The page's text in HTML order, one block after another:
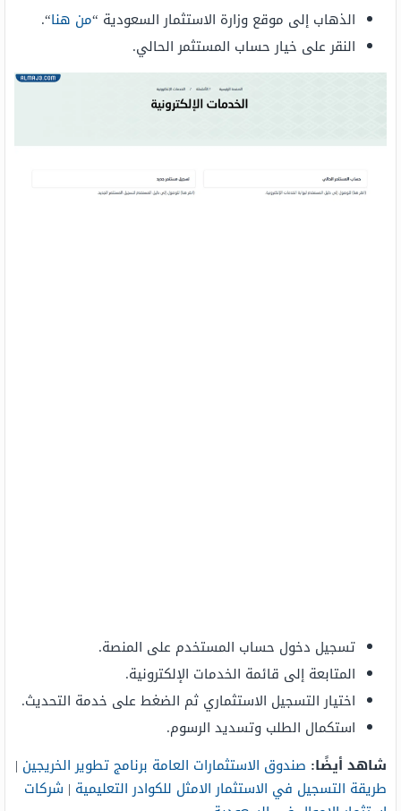
الذهاب إلى موقع وزارة الاستثمار السعودية “من هنا“.
النقر على خيار حساب المستثمر الحالي.
تسجيل دخول حساب المستخدم على المنصة.
المتابعة إلى قائمة الخدمات الإلكترونية.
اختيار التسجيل الاستثماري ثم الضغط على خدمة التحديث.
استكمال الطلب وتسديد الرسوم.
شاهد أيضًا: صندوق الاستثمارات العامة برنامج تطوير الخريجين |
طريقة التسجيل في الاستثمار الامثل للكوادر التعليمية | شركات